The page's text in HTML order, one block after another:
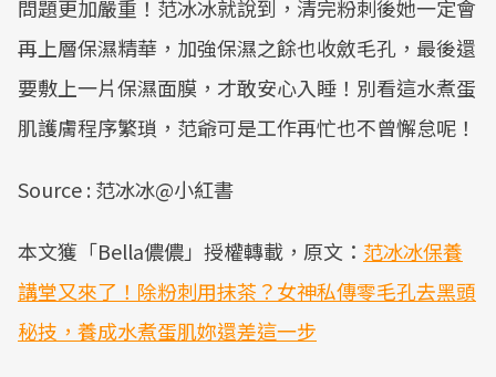
問題更加嚴重！范冰冰就說到，清完粉刺後她一定會
再上層保濕精華，加強保濕之餘也收斂毛孔，最後還
要敷上一片保濕面膜，才敢安心入睡！別看這水煮蛋
肌護膚程序繁瑣，范爺可是工作再忙也不曾懈怠呢！
Source : 范冰冰@小紅書
本文獲「Bella儂儂」授權轉載，原文： 范冰冰保養
講堂又來了！除粉刺用抹茶？女神私傳零毛孔去黑頭
秘技，養成水煮蛋肌妳還差這一步